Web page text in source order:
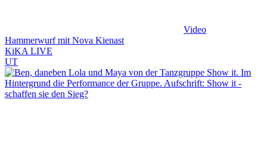
Video
Hammerwurf mit Nova Kienast
KiKA LIVE
UT